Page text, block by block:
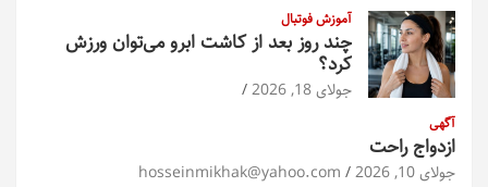
آموزش فوتبال
چند روز بعد از کاشت ابرو می‌توان ورزش
کرد؟
جولای 18, 2026
آگهی
ازدواج راحت
جولای 10, 2026 hosseinmikhak@yahoo.com